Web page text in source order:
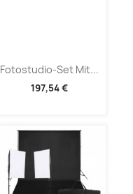
Fotostudio-Set Mit...
197,54 €